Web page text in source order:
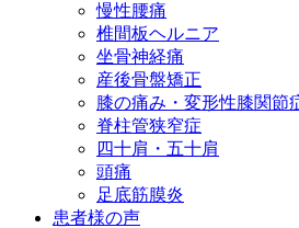
慢性腰痛
椎間板ヘルニア
坐骨神経痛
産後骨盤矯正
膝の痛み・変形性膝関節
脊柱管狭窄症
四十肩・五十肩
頭痛
足底筋膜炎
患者様の声